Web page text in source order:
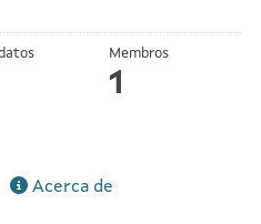
Membros
1
Acerca de